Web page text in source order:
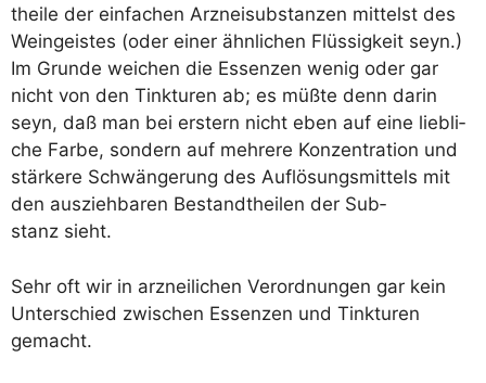
thei­le der ein­fa­chen Arz­nei­sub­stan­zen mit­telst des
Wein­geis­tes (oder einer ähn­li­chen Flüs­sig­keit seyn.)
Im Grun­de wei­chen die Essen­zen wenig oder gar
nicht von den Tink­tu­ren ab; es müß­te denn dar­in
seyn, daß man bei erstern nicht eben auf eine lieb­li­
che Far­be, son­dern auf meh­re­re Kon­zen­tra­ti­on und
stär­ke­re Schwän­ge­rung des Auf­lö­sungs­mit­tels mit
den aus­zieh­ba­ren Bestandt­hei­len der Sub­
stanz sieht.
Sehr oft wir in arz­nei­li­chen Ver­ord­nun­gen gar kein
Unter­schied zwi­schen Essen­zen und Tink­tu­ren
gemacht.